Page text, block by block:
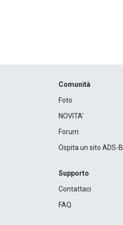
Comunità
Foto
NOVITA'
Forum
Ospita un sito ADS-B
Supporto
Contattaci
FAQ